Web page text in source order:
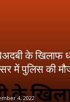
के खिलाफ
में पुलिस की
4, 2022